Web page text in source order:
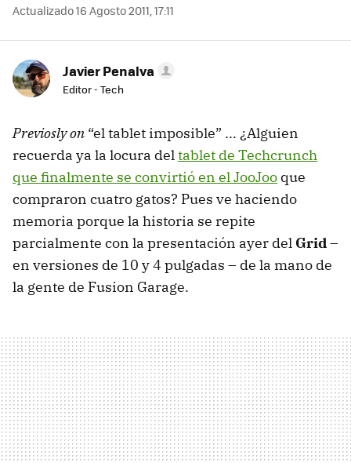
Actualizado 16 Agosto 2011, 17:11
Javier Penalva
Editor - Tech
Previosly on “el tablet imposible” ... ¿Alguien
recuerda ya la locura deltablet de Techcrunch
que finalmente se convirtió en el JooJoo que
compraron cuatro gatos? Pues ve haciendo
memoria porque la historia se repite
parcialmente con la presentación ayer del Grid–
en versiones de 10 y 4 pulgadas – de la mano de
la gente de Fusion Garage.